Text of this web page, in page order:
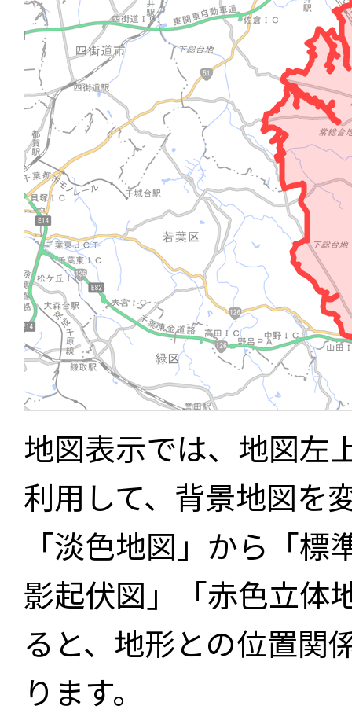
地図表示では、地図左
利用して、背景地図を
「淡色地図」から「
影起伏図」「赤色立体
ると、地形との位置関
ります。